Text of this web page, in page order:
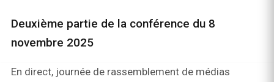
Deuxième partie de la conférence du 8
novembre 2025
En direct, journée de rassemblement de médias